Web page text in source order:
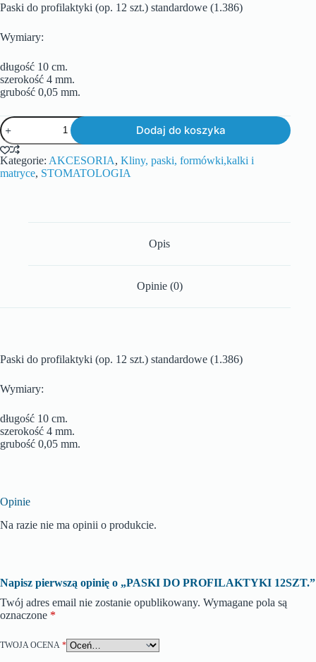
Paski do profilaktyki (op. 12 szt.) standardowe (1.386)
Wymiary:
długość 10 cm.
szerokość 4 mm.
grubość 0,05 mm.
Dodaj do koszyka
Kategorie: AKCESORIA, Kliny, paski, formówki,kalki i
matryce, STOMATOLOGIA
Opis
Opinie (0)
Paski do profilaktyki (op. 12 szt.) standardowe (1.386)
Wymiary:
długość 10 cm.
szerokość 4 mm.
grubość 0,05 mm.
Opinie
Na razie nie ma opinii o produkcie.
Napisz pierwszą opinię o „PASKI DO PROFILAKTYKI 12SZT.”
Twój adres email nie zostanie opublikowany. Wymagane pola są
oznaczone *
TWOJA OCENA *